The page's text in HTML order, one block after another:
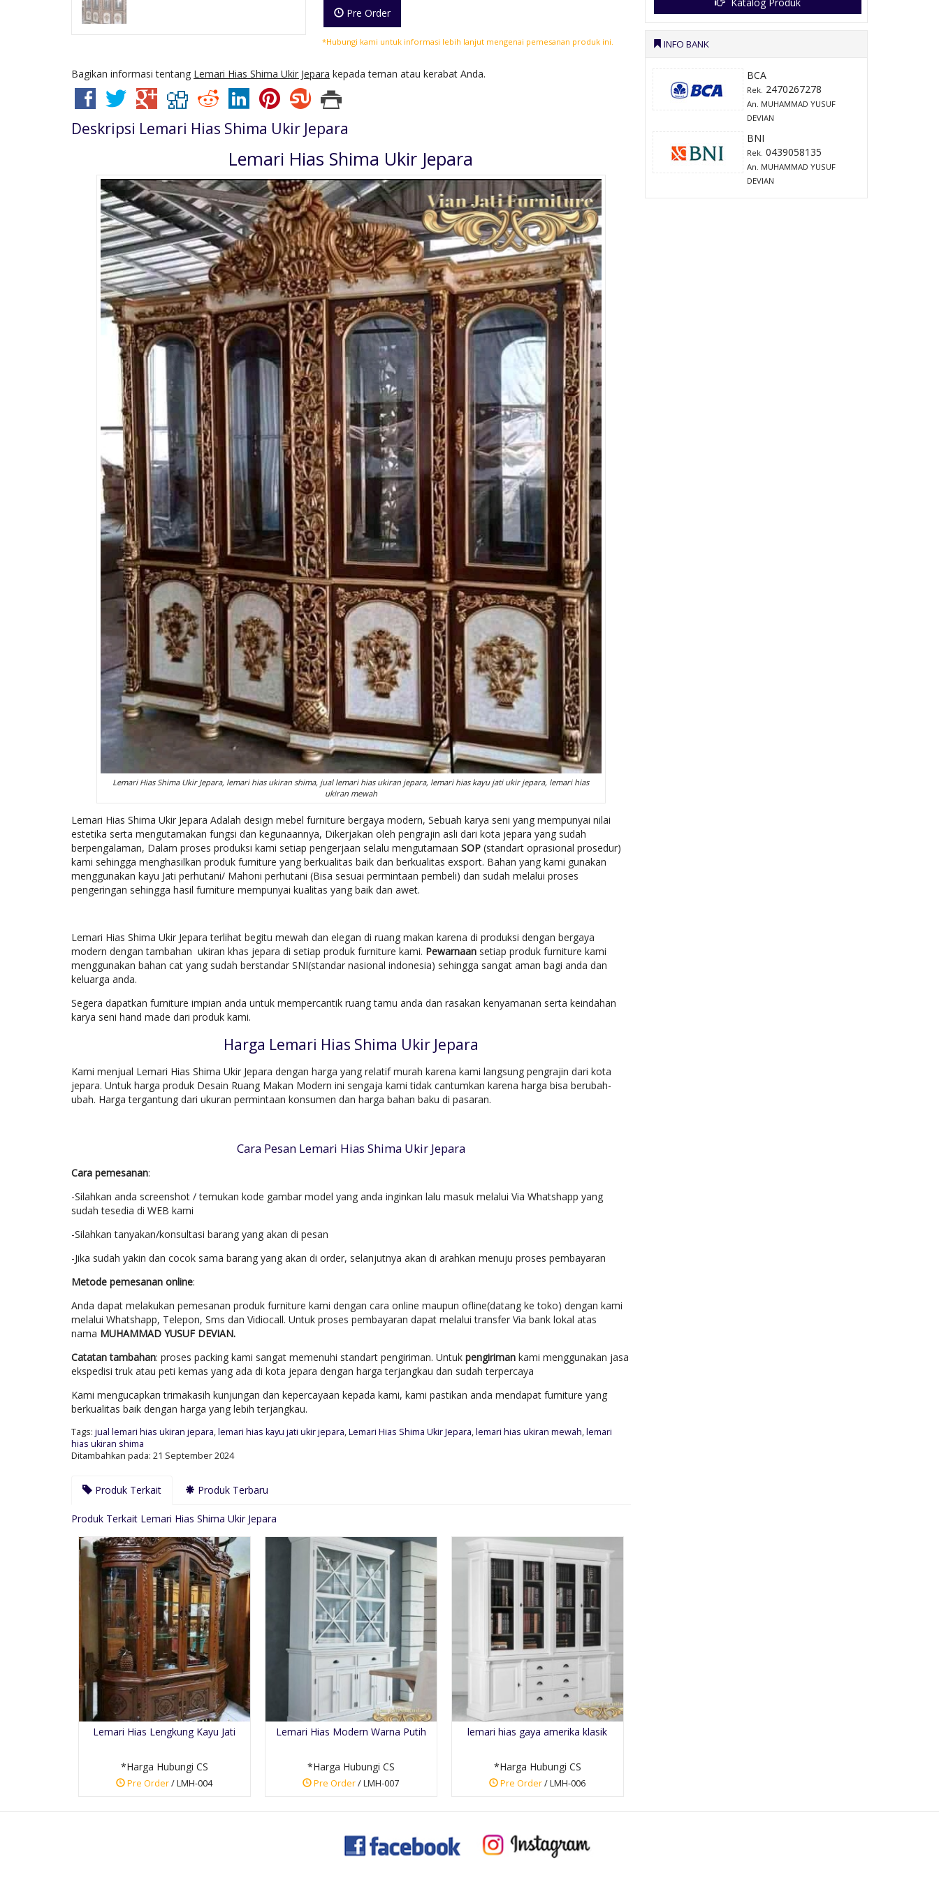
Pre Order
*Hubungi kami untuk informasi lebih lanjut mengenai pemesanan produk ini.
Bagikan informasi tentang Lemari Hias Shima Ukir Jepara kepada teman atau kerabat Anda.
Deskripsi Lemari Hias Shima Ukir Jepara
Lemari Hias Shima Ukir Jepara
Lemari Hias Shima Ukir Jepara, lemari hias ukiran shima, jual lemari hias ukiran jepara, lemari hias kayu jati ukir jepara, lemari hias
ukiran mewah
Lemari Hias Shima Ukir Jepara Adalah design mebel furniture bergaya modern, Sebuah karya seni yang mempunyai nilai
estetika serta mengutamakan fungsi dan kegunaannya, Dikerjakan oleh pengrajin asli dari kota jepara yang sudah
berpengalaman, Dalam proses produksi kami setiap pengerjaan selalu mengutamaan SOP (standart oprasional prosedur)
kami sehingga menghasilkan produk furniture yang berkualitas baik dan berkualitas exsport. Bahan yang kami gunakan
menggunakan kayu Jati perhutani/ Mahoni perhutani (Bisa sesuai permintaan pembeli) dan sudah melalui proses
pengeringan sehingga hasil furniture mempunyai kualitas yang baik dan awet.
Lemari Hias Shima Ukir Jepara terlihat begitu mewah dan elegan di ruang makan karena di produksi dengan bergaya
modern dengan tambahan ukiran khas jepara di setiap produk furniture kami. Pewarnaan setiap produk furniture kami
menggunakan bahan cat yang sudah berstandar SNI(standar nasional indonesia) sehingga sangat aman bagi anda dan
keluarga anda.
Segera dapatkan furniture impian anda untuk mempercantik ruang tamu anda dan rasakan kenyamanan serta keindahan
karya seni hand made dari produk kami.
Harga Lemari Hias Shima Ukir Jepara
Kami menjual Lemari Hias Shima Ukir Jepara dengan harga yang relatif murah karena kami langsung pengrajin dari kota
jepara. Untuk harga produk Desain Ruang Makan Modern ini sengaja kami tidak cantumkan karena harga bisa berubah-
ubah. Harga tergantung dari ukuran permintaan konsumen dan harga bahan baku di pasaran.
Cara Pesan Lemari Hias Shima Ukir Jepara
Cara pemesanan:
-Silahkan anda screenshot / temukan kode gambar model yang anda inginkan lalu masuk melalui Via Whatshapp yang
sudah tesedia di WEB kami
-Silahkan tanyakan/konsultasi barang yang akan di pesan
-Jika sudah yakin dan cocok sama barang yang akan di order, selanjutnya akan di arahkan menuju proses pembayaran
Metode pemesanan online:
Anda dapat melakukan pemesanan produk furniture kami dengan cara online maupun ofline(datang ke toko) dengan kami
melalui Whatshapp, Telepon, Sms dan Vidiocall. Untuk proses pembayaran dapat melalui transfer Via bank lokal atas
nama MUHAMMAD YUSUF DEVIAN.
Catatan tambahan: proses packing kami sangat memenuhi standart pengiriman. Untuk pengiriman kami menggunakan jasa
ekspedisi truk atau peti kemas yang ada di kota jepara dengan harga terjangkau dan sudah terpercaya
Kami mengucapkan trimakasih kunjungan dan kepercayaan kepada kami, kami pastikan anda mendapat furniture yang
berkualitas baik dengan harga yang lebih terjangkau.
Tags: jual lemari hias ukiran jepara,lemari hias kayu jati ukir jepara,Lemari Hias Shima Ukir Jepara,lemari hias ukiran mewah,lemari
hias ukiran shima
Ditambahkan pada: 21 September 2024
Produk Terkait Produk Terbaru
Produk Terkait Lemari Hias Shima Ukir Jepara
Lemari Hias Lengkung Kayu Jati
*Harga Hubungi CS
Pre Order/ LMH-004
Lemari Hias Modern Warna Putih
*Harga Hubungi CS
Pre Order/ LMH-007
lemari hias gaya amerika klasik
*Harga Hubungi CS
Pre Order/ LMH-006
INFO BANK
BCA
Rek. 2470267278
An. MUHAMMAD YUSUF
DEVIAN
BNI
Rek. 0439058135
An. MUHAMMAD YUSUF
DEVIAN